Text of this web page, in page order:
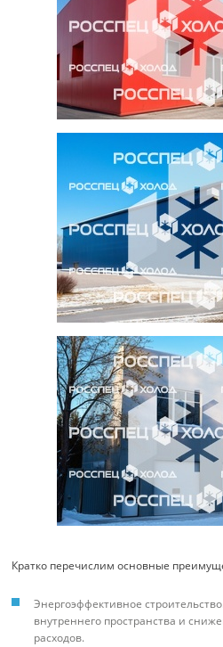
Кратко перечислим основные
Энергоэффективное
внутреннего пространства и
расходов.